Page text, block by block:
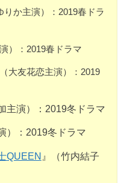
りか主演）：2019春ドラ
）：2019春ドラマ
大友花恋主演）：2019
主演）：2019冬ドラマ
）：2019冬ドラマ
QUEEN 』（竹内結子